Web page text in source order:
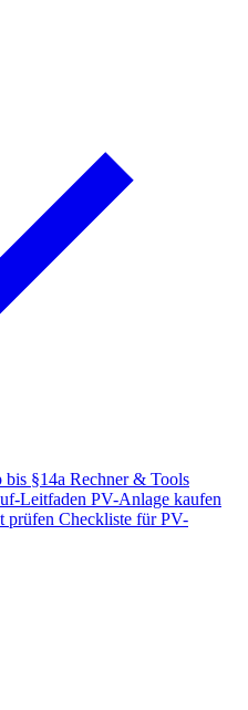
§14a Rechner & Tools
Leitfaden PV-Anlage kaufen
prüfen Checkliste für PV-